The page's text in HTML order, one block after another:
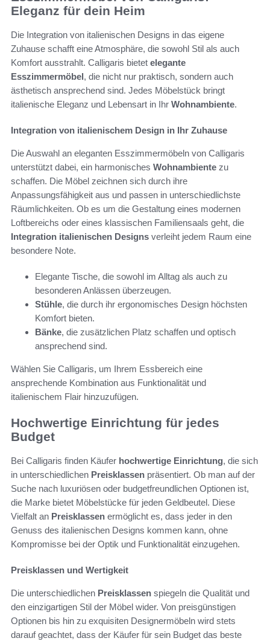
Eleganz für dein Heim
Die Integration von italienischen Designs in das eigene
Zuhause schafft eine Atmosphäre, die sowohl Stil als auch
Komfort ausstrahlt. Calligaris bietet elegante
Esszimmermöbel, die nicht nur praktisch, sondern auch
ästhetisch ansprechend sind. Jedes Möbelstück bringt
italienische Eleganz und Lebensart in Ihr Wohnambiente.
Integration von italienischem Design in Ihr Zuhause
Die Auswahl an eleganten Esszimmermöbeln von Calligaris
unterstützt dabei, ein harmonisches Wohnambiente zu
schaffen. Die Möbel zeichnen sich durch ihre
Anpassungsfähigkeit aus und passen in unterschiedlichste
Räumlichkeiten. Ob es um die Gestaltung eines modernen
Loftbereichs oder eines klassischen Familiensaals geht, die
Integration italienischen Designs verleiht jedem Raum eine
besondere Note.
Elegante Tische, die sowohl im Alltag als auch zu
besonderen Anlässen überzeugen.
Stühle, die durch ihr ergonomisches Design höchsten
Komfort bieten.
Bänke, die zusätzlichen Platz schaffen und optisch
ansprechend sind.
Wählen Sie Calligaris, um Ihrem Essbereich eine
ansprechende Kombination aus Funktionalität und
italienischem Flair hinzuzufügen.
Hochwertige Einrichtung für jedes
Budget
Bei Calligaris finden Käufer hochwertige Einrichtung, die sich
in unterschiedlichen Preisklassen präsentiert. Ob man auf der
Suche nach luxuriösen oder budgetfreundlichen Optionen ist,
die Marke bietet Möbelstücke für jeden Geldbeutel. Diese
Vielfalt an Preisklassen ermöglicht es, dass jeder in den
Genuss des italienischen Designs kommen kann, ohne
Kompromisse bei der Optik und Funktionalität einzugehen.
Preisklassen und Wertigkeit
Die unterschiedlichen Preisklassen spiegeln die Qualität und
den einzigartigen Stil der Möbel wider. Von preisgünstigen
Optionen bis hin zu exquisiten Designermöbeln wird stets
darauf geachtet, dass der Käufer für sein Budget das beste